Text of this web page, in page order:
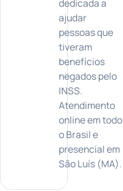
dedicada a
ajudar
pessoas que
tiveram
benefícios
negados pelo
INSS.
Atendimento
online em todo
o Brasil e
presencial em
São Luís (MA).